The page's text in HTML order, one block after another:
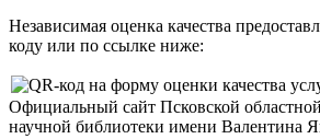
Независимая оценка качества
коду или по ссылке ниже:
Официальный сайт Псковской
научной библиотеки имени Валентина